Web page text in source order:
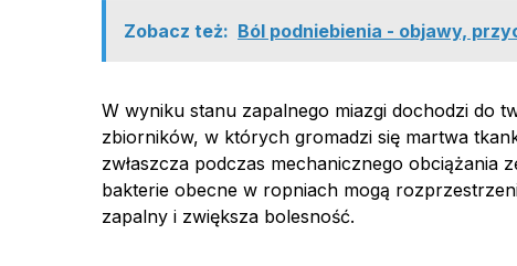
Zobacz też: Ból podniebienia - objawy,
W wyniku stanu zapalnego miazgi dochodzi do
zbiorników, w których gromadzi się martwa
zwłaszcza podczas mechanicznego obciążania
bakterie obecne w ropniach mogą
zapalny i zwiększa bolesność.